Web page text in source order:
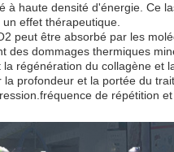
haute densité d'énergie. Ce
effet thérapeutique.
peut être absorbé par les
des dommages thermiques
régénération du collagène et
profondeur et la portée du
de répétition